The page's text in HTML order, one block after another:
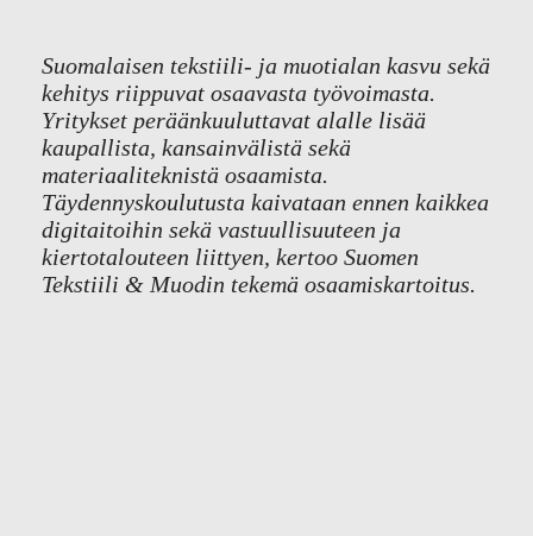
Suomalaisen tekstiili- ja muotialan kasvu sekä
kehitys riippuvat osaavasta työvoimasta.
Yritykset peräänkuuluttavat alalle lisää
kaupallista, kansainvälistä sekä
materiaaliteknistä osaamista.
Täydennyskoulutusta kaivataan ennen kaikkea
digitaitoihin sekä vastuullisuuteen ja
kiertotalouteen liittyen, kertoo Suomen
Tekstiili & Muodin tekemä osaamiskartoitus.